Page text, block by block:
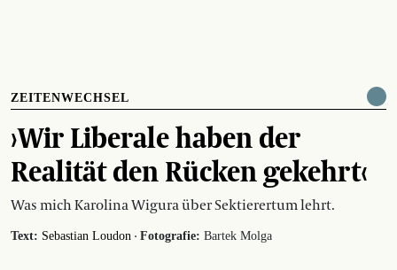
ZEITENWECHSEL
›Wir Liberale haben der
Realität den Rücken gekehrt‹
Was mich Karolina Wigura über Sektierertum lehrt.
Text: Sebastian Loudon · Fotografie: Bartek Molga